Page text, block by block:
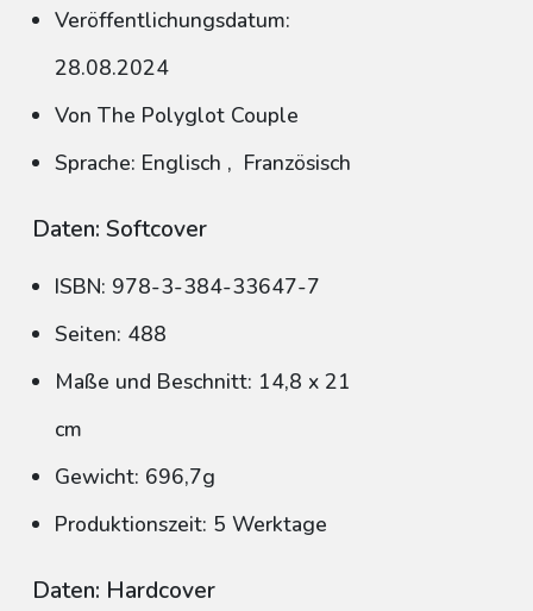
Veröffentlichungsdatum:
28.08.2024
Von The Polyglot Couple
Sprache: Englisch , Französisch
Daten: Softcover
ISBN: 978-3-384-33647-7
Seiten: 488
Maße und Beschnitt: 14,8 x 21
cm
Gewicht: 696,7g
Produktionszeit: 5 Werktage
Daten: Hardcover